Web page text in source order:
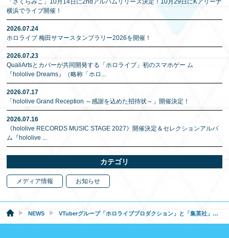
横浜でライブ開催！
2026.07.24
ホロライブ 梅田サマースタンプラリー2026を開催！
2026.07.23
QualiArtsとカバーが共同開発する「ホロライブ」初のスマホゲー ム
『hololive Dreams』（略称「ホロ
2026.07.17
「hololive Grand Reception ～感謝を込めた招待状～」開催決定！
2026.07.16
《hololive RECORDS MUSIC STAGE 2027》開催決定＆セレクションアルバ
ム『hololive
カテゴリ
メディア情報 お知らせ
NEWS VTuberグループ「ホロライブプロダクション」と「集英社」のスペシャルコラボが決定！